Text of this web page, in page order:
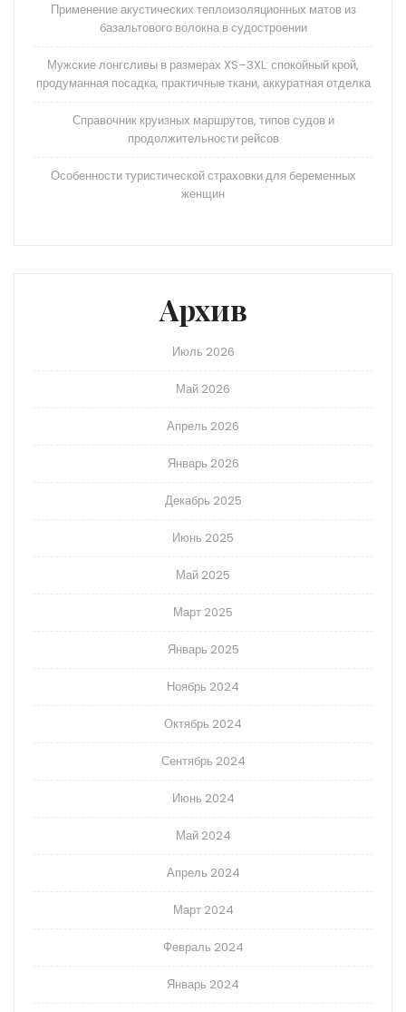
Применение акустических теплоизоляционных матов из
базальтового волокна в судостроении
Мужские лонгсливы в размерах XS–3XL: спокойный крой,
продуманная посадка, практичные ткани, аккуратная отделка
Справочник круизных маршрутов, типов судов и
продолжительности рейсов
Особенности туристической страховки для беременных
женщин
Архив
Июль 2026
Май 2026
Апрель 2026
Январь 2026
Декабрь 2025
Июнь 2025
Май 2025
Март 2025
Январь 2025
Ноябрь 2024
Октябрь 2024
Сентябрь 2024
Июнь 2024
Май 2024
Апрель 2024
Март 2024
Февраль 2024
Январь 2024